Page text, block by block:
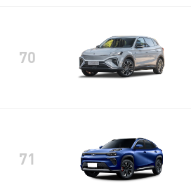
70
71